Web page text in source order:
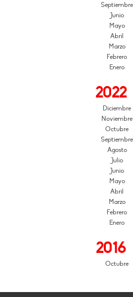
Septiembre
Junio
Mayo
Abril
Marzo
Febrero
Enero
2022
Diciembre
Noviembre
Octubre
Septiembre
Agosto
Julio
Junio
Mayo
Abril
Marzo
Febrero
Enero
2016
Octubre